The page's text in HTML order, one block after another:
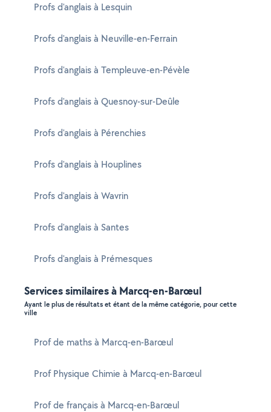
Profs d'anglais à Lesquin
Profs d'anglais à Neuville-en-Ferrain
Profs d'anglais à Templeuve-en-Pévèle
Profs d'anglais à Quesnoy-sur-Deûle
Profs d'anglais à Pérenchies
Profs d'anglais à Houplines
Profs d'anglais à Wavrin
Profs d'anglais à Santes
Profs d'anglais à Prémesques
Services similaires à Marcq-en-Barœul
Ayant le plus de résultats et étant de la même catégorie, pour cette
ville
Prof de maths à Marcq-en-Barœul
Prof Physique Chimie à Marcq-en-Barœul
Prof de français à Marcq-en-Barœul